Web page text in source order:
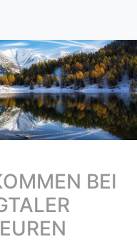
BEI